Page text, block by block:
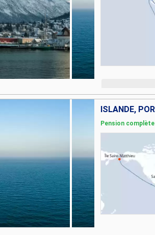
Pension complète